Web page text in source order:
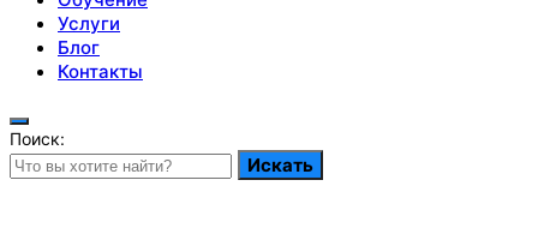
Услуги
Блог
Контакты
Поиск:
Искать